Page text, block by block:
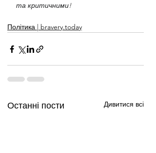
та критичними!
Політика | bravery.today
Останні пости Дивитися всі